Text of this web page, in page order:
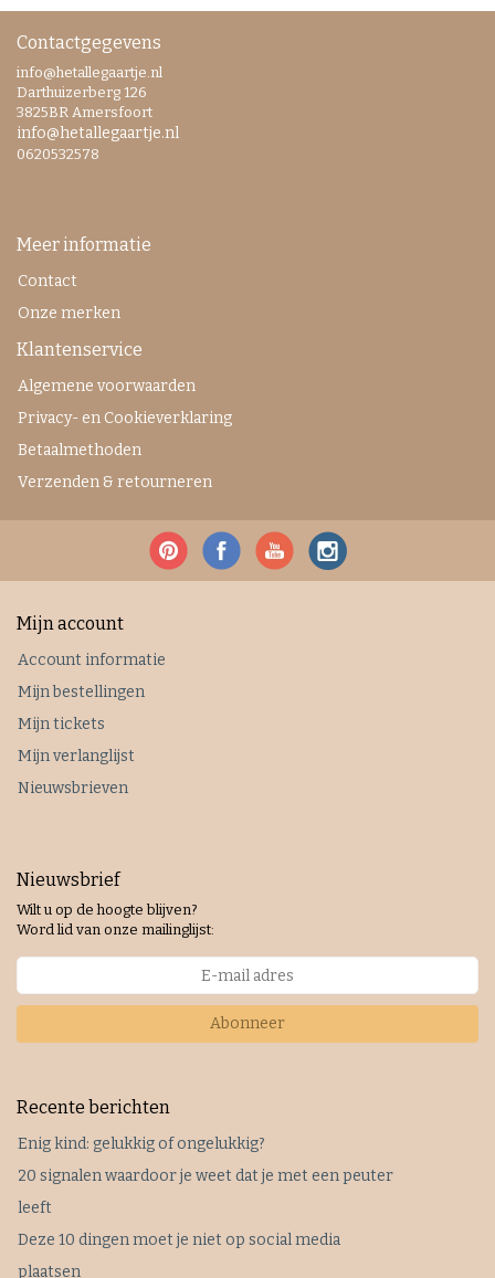
Contactgegevens
info@hetallegaartje.nl
Darthuizerberg 126
3825BR Amersfoort
info@hetallegaartje.nl
0620532578
Meer informatie
Contact
Onze merken
Klantenservice
Algemene voorwaarden
Privacy- en Cookieverklaring
Betaalmethoden
Verzenden & retourneren
Mijn account
Account informatie
Mijn bestellingen
Mijn tickets
Mijn verlanglijst
Nieuwsbrieven
Nieuwsbrief
Wilt u op de hoogte blijven?
Word lid van onze mailinglijst:
Abonneer
Recente berichten
Enig kind: gelukkig of ongelukkig?
20 signalen waardoor je weet dat je met een peuter
leeft
Deze 10 dingen moet je niet op social media
plaatsen